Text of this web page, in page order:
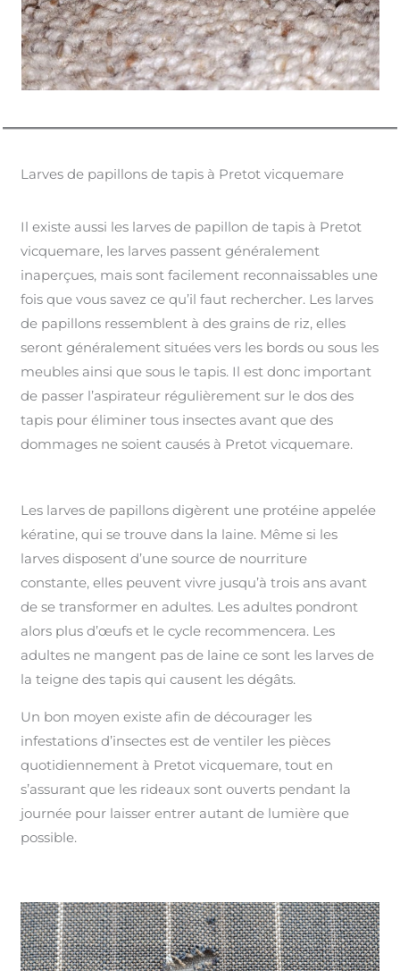
Larves de papillons de tapis à Pretot vicquemare
Il existe aussi les larves de papillon de tapis à Pretot
vicquemare, les larves passent généralement
inaperçues, mais sont facilement reconnaissables une
fois que vous savez ce qu’il faut rechercher. Les larves
de papillons ressemblent à des grains de riz, elles
seront généralement situées vers les bords ou sous les
meubles ainsi que sous le tapis. Il est donc important
de passer l’aspirateur régulièrement sur le dos des
tapis pour éliminer tous insectes avant que des
dommages ne soient causés à Pretot vicquemare.
Les larves de papillons digèrent une protéine appelée
kératine, qui se trouve dans la laine. Même si les
larves disposent d’une source de nourriture
constante, elles peuvent vivre jusqu’à trois ans avant
de se transformer en adultes. Les adultes pondront
alors plus d’œufs et le cycle recommencera. Les
adultes ne mangent pas de laine ce sont les larves de
la teigne des tapis qui causent les dégâts.
Un bon moyen existe afin de décourager les
infestations d’insectes est de ventiler les pièces
quotidiennement à Pretot vicquemare, tout en
s’assurant que les rideaux sont ouverts pendant la
journée pour laisser entrer autant de lumière que
possible.